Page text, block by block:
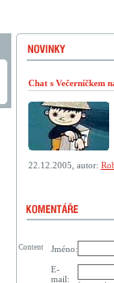
Chat s Večerníčkem
22.12.2005, autor:
Jméno:
E-
mail:
Content